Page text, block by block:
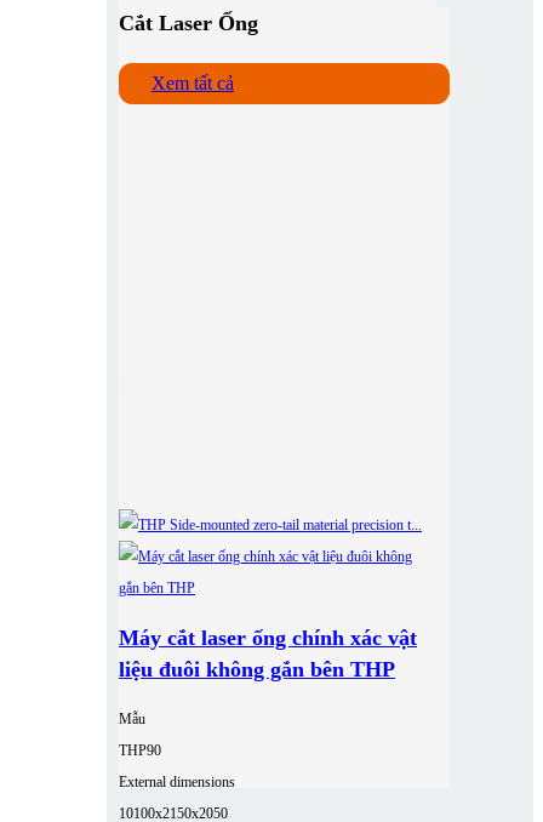
Cắt Laser Ống
Xem tất cả
Máy cắt laser ống chính xác vật
liệu đuôi không gắn bên THP
Mẫu
THP90
External dimensions
10100x2150x2050